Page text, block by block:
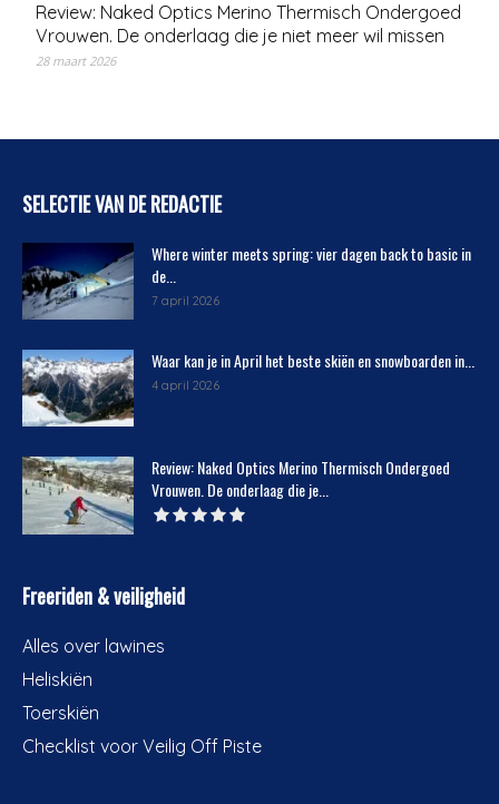
Review: Naked Optics Merino Thermisch Ondergoed
Vrouwen. De onderlaag die je niet meer wil missen
28 maart 2026
SELECTIE VAN DE REDACTIE
Where winter meets spring: vier dagen back to basic in
de...
7 april 2026
Waar kan je in April het beste skiën en snowboarden in...
4 april 2026
Review: Naked Optics Merino Thermisch Ondergoed
Vrouwen. De onderlaag die je...
Freeriden & veiligheid
Alles over lawines
Heliskiën
Toerskiën
Checklist voor Veilig Off Piste